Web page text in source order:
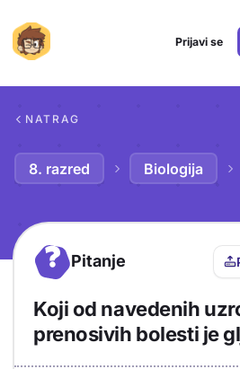
Prijavi se
NATRAG
8. razred Biologija
? Pitanje
Koji od navedenih
prenosivih bolesti je